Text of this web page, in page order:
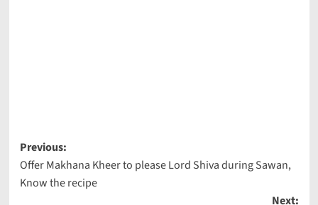
Post
navigation
Previous:
Offer Makhana Kheer to please Lord Shiva during Sawan,
Know the recipe
Next: